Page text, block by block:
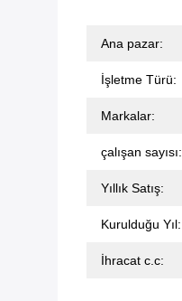
Ana pazar:
İşletme Türü:
Markalar:
çalışan sayısı:
Yıllık Satış:
Kurulduğu Yıl:
İhracat c.c: